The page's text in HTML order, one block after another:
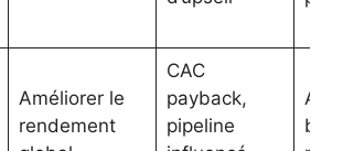
Améliorer le
rendement
CAC
payback,
pipeline